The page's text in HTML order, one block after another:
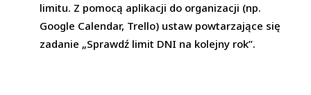
limitu. Z pomocą aplikacji do organizacji (np.
Google Calendar, Trello) ustaw powtarzające się
zadanie „Sprawdź limit DNI na kolejny rok”.